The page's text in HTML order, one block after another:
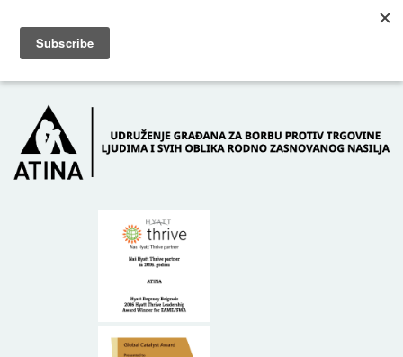
POČETNA O NAMA